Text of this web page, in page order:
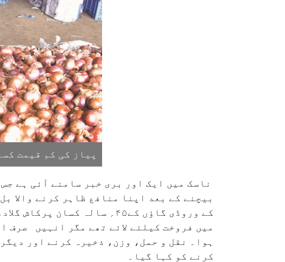
پیاز کی کم قیمت
ناسک میں ایک اور بری خبر سامنے آئی ہے
بیچنے کے بعد اپنا منافع ظاہر کرنے والا
ہوا۔ نقل و حمل، وزن، ذخیرہ کرنے اور
کرنے کو کہا گیا۔